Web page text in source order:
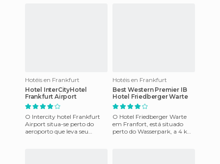
Hotéis en Frankfurt
Hotel InterCityHotel
Frankfurt Airport
O Intercity hotel Frankfurt
Airport situa-se perto do
aeroporto que leva seu
Hotéis en Frankfurt
Best Western Premier IB
Hotel Friedberger Warte
O Hotel Friedberger Warte
em Franfort, está situado
perto do Wasserpark, a 4 km